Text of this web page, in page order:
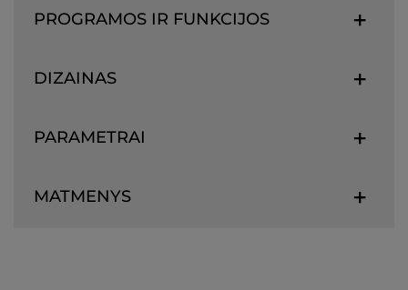
PROGRAMOS IR FUNKCIJOS
DIZAINAS
PARAMETRAI
MATMENYS